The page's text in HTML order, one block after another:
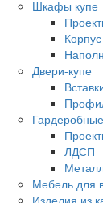
Шкафы купе
Двери-купе
Гардеробные
ЛДСП
Мебель для
Изделия из